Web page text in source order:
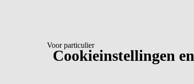
Voor particulier
Cookieinstellingen